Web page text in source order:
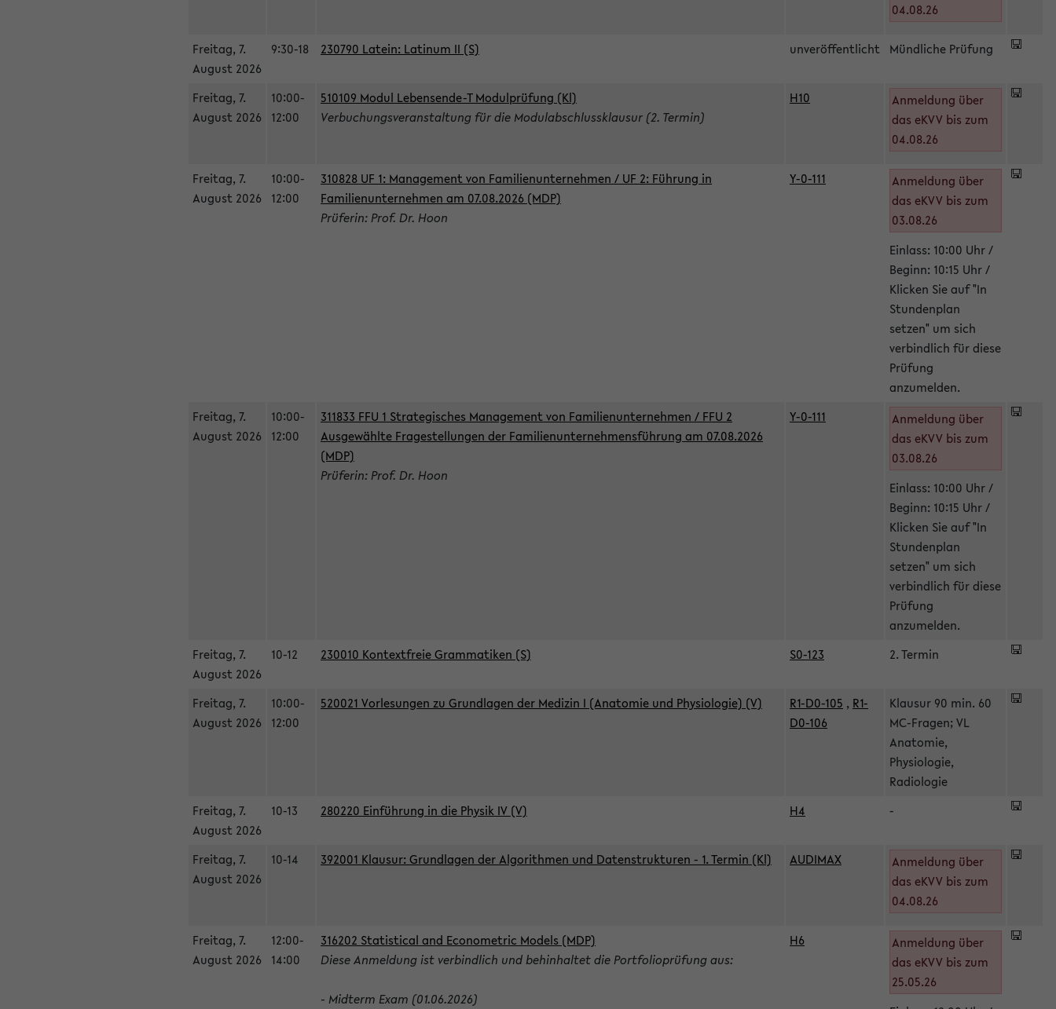
04.08.26
Freitag, 7.
August 2026
9:30-18 230790 Latein: Latinum II (S) unveröffentlicht Mündliche Prüfung
Freitag, 7.
August 2026
10:00-
12:00
510109 Modul Lebensende-T Modulprüfung (Kl)
Verbuchungsveranstaltung für die Modulabschlussklausur (2. Termin)
H10
Anmeldung über
das eKVV bis zum
04.08.26
Freitag, 7.
August 2026
10:00-
12:00
310828 UF 1: Management von Familienunternehmen / UF 2: Führung in
Familienunternehmen am 07.08.2026 (MDP)
Prüferin: Prof. Dr. Hoon
Y-0-111
Anmeldung über
das eKVV bis zum
03.08.26
Einlass: 10:00 Uhr /
Beginn: 10:15 Uhr /
Klicken Sie auf "In
Stundenplan
setzen" um sich
verbindlich für diese
Prüfung
anzumelden.
Freitag, 7.
August 2026
10:00-
12:00
311833 FFU 1 Strategisches Management von Familienunternehmen / FFU 2
Ausgewählte Fragestellungen der Familienunternehmensführung am 07.08.2026
(MDP)
Prüferin: Prof. Dr. Hoon
Y-0-111
Anmeldung über
das eKVV bis zum
03.08.26
Einlass: 10:00 Uhr /
Beginn: 10:15 Uhr /
Klicken Sie auf "In
Stundenplan
setzen" um sich
verbindlich für diese
Prüfung
anzumelden.
Freitag, 7.
August 2026
10-12 230010 Kontextfreie Grammatiken (S) S0-123 2. Termin
Freitag, 7.
August 2026
10:00-
12:00
520021 Vorlesungen zu Grundlagen der Medizin I (Anatomie und Physiologie) (V) R1-D0-105 , R1-
D0-106
Klausur 90 min. 60
MC-Fragen; VL
Anatomie,
Physiologie,
Radiologie
Freitag, 7.
August 2026
10-13 280220 Einführung in die Physik IV (V) H4 -
Freitag, 7.
August 2026
10-14 392001 Klausur: Grundlagen der Algorithmen und Datenstrukturen - 1. Termin (Kl) AUDIMAX
Anmeldung über
das eKVV bis zum
04.08.26
Freitag, 7.
August 2026
12:00-
14:00
316202 Statistical and Econometric Models (MDP)
Diese Anmeldung ist verbindlich und behinhaltet die Portfolioprüfung aus:
- Midterm Exam (01.06.2026)
H6
Anmeldung über
das eKVV bis zum
25.05.26